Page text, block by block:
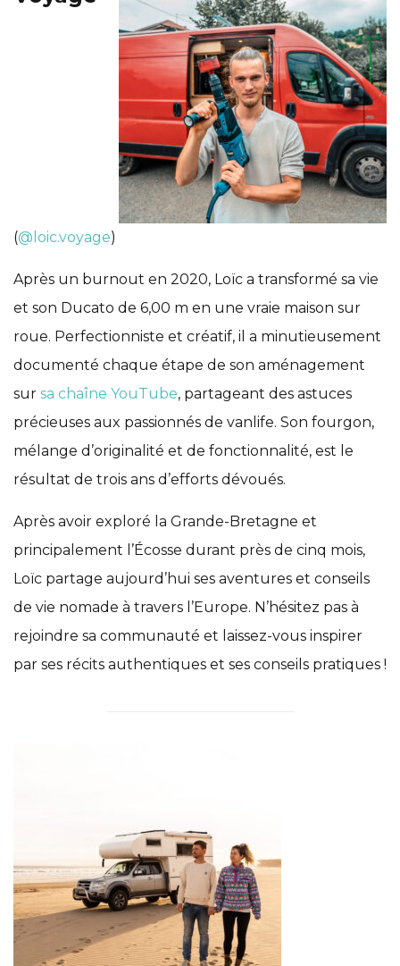
(@loic.voyage)
Après un burnout en 2020, Loïc a transformé sa vie
et son Ducato de 6,00 m en une vraie maison sur
roue. Perfectionniste et créatif, il a minutieusement
documenté chaque étape de son aménagement
sur sa chaîne YouTube, partageant des astuces
précieuses aux passionnés de vanlife. Son fourgon,
mélange d’originalité et de fonctionnalité, est le
résultat de trois ans d’efforts dévoués.
Après avoir exploré la Grande-Bretagne et
principalement l’Écosse durant près de cinq mois,
Loïc partage aujourd’hui ses aventures et conseils
de vie nomade à travers l’Europe. N’hésitez pas à
rejoindre sa communauté et laissez-vous inspirer
par ses récits authentiques et ses conseils pratiques !